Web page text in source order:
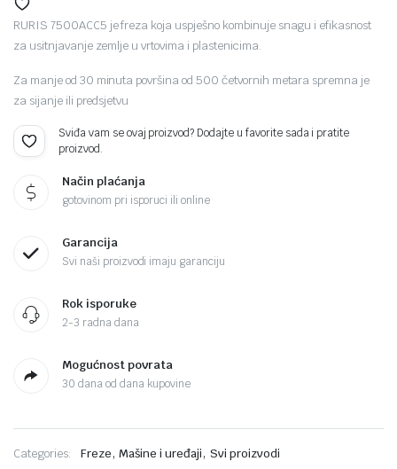
RURIS 7500ACC5 je freza koja uspješno kombinuje snagu i efikasnost
za usitnjavanje zemlje u vrtovima i plastenicima.
Za manje od 30 minuta površina od 500 četvornih metara spremna je
za sijanje ili predsjetvu
Sviđa vam se ovaj proizvod? Dodajte u favorite sada i pratite
proizvod.
Način plaćanja
gotovinom pri isporuci ili online
Garancija
Svi naši proizvodi imaju garanciju
Rok isporuke
2-3 radna dana
Mogućnost povrata
30 dana od dana kupovine
Categories: Freze,Mašine i uređaji, Svi proizvodi